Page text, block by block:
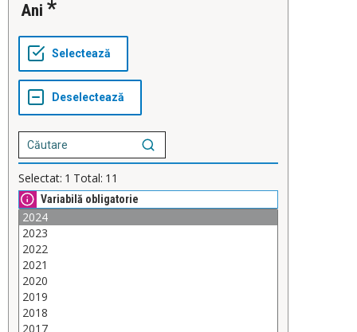
Ani
Selectat: 1 Total: 11
Variabilă obligatorie